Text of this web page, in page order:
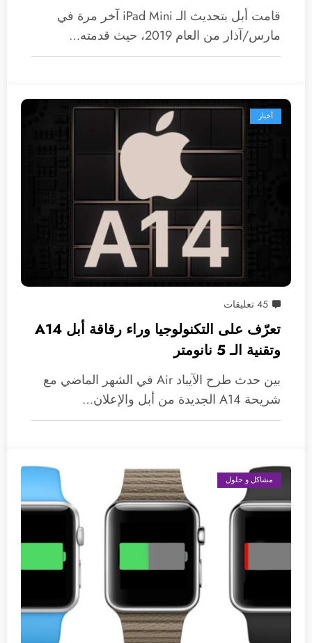
قامت أبل بتحديث الـ iPad Mini آخر مرة في
مارس/آذار من العام 2019، حيث قدمته…
أخبار
45 تعليقات
تعرّف على التكنولوجيا وراء رقاقة أبل A14
وتقنية الـ 5 نانومتر
بين حدث طرح الآيباد Air في الشهر الماضي مع
شريحة A14 الجديدة من أبل والإعلان…
مشاكل و حلول